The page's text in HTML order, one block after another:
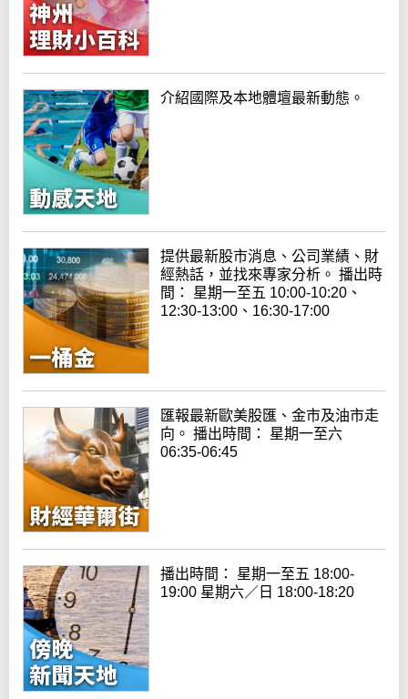
介紹國際及本地體壇最新動態。
提供最新股市消息、公司業績、財
經熱話，並找來專家分析。 播出時
間： 星期一至五 10:00-10:20、
12:30-13:00、16:30-17:00
匯報最新歐美股匯、金市及油市走
向。 播出時間： 星期一至六
06:35-06:45
播出時間： 星期一至五 18:00-
19:00 星期六／日 18:00-18:20